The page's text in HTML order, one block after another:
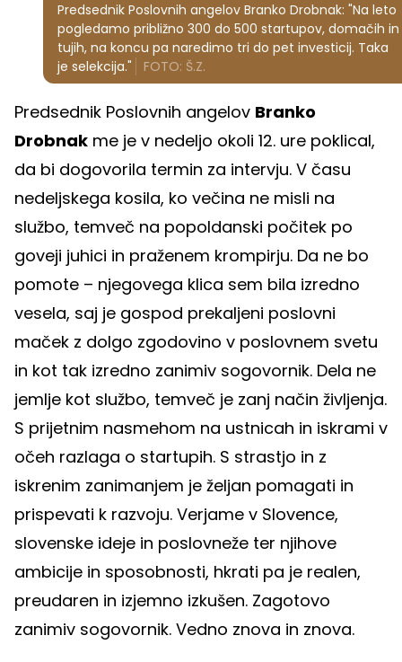
Predsednik Poslovnih angelov Branko Drobnak: "Na leto
pogledamo približno 300 do 500 startupov, domačih in
tujih, na koncu pa naredimo tri do pet investicij. Taka
je selekcija."
FOTO: Š.Z.
Predsednik Poslovnih angelov Branko
Drobnak me je v nedeljo okoli 12. ure poklical,
da bi dogovorila termin za intervju. V času
nedeljskega kosila, ko večina ne misli na
službo, temveč na popoldanski počitek po
goveji juhici in praženem krompirju. Da ne bo
pomote – njegovega klica sem bila izredno
vesela, saj je gospod prekaljeni poslovni
maček z dolgo zgodovino v poslovnem svetu
in kot tak izredno zanimiv sogovornik. Dela ne
jemlje kot službo, temveč je zanj način življenja.
S prijetnim nasmehom na ustnicah in iskrami v
očeh razlaga o startupih. S strastjo in z
iskrenim zanimanjem je željan pomagati in
prispevati k razvoju. Verjame v Slovence,
slovenske ideje in poslovneže ter njihove
ambicije in sposobnosti, hkrati pa je realen,
preudaren in izjemno izkušen. Zagotovo
zanimiv sogovornik. Vedno znova in znova.